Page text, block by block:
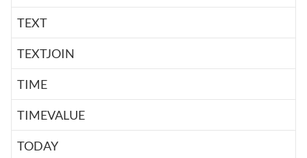
TEXT
TEXTJOIN
TIME
TIMEVALUE
TODAY